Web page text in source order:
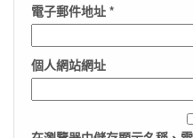
電子郵件地址 *
個人網站網址